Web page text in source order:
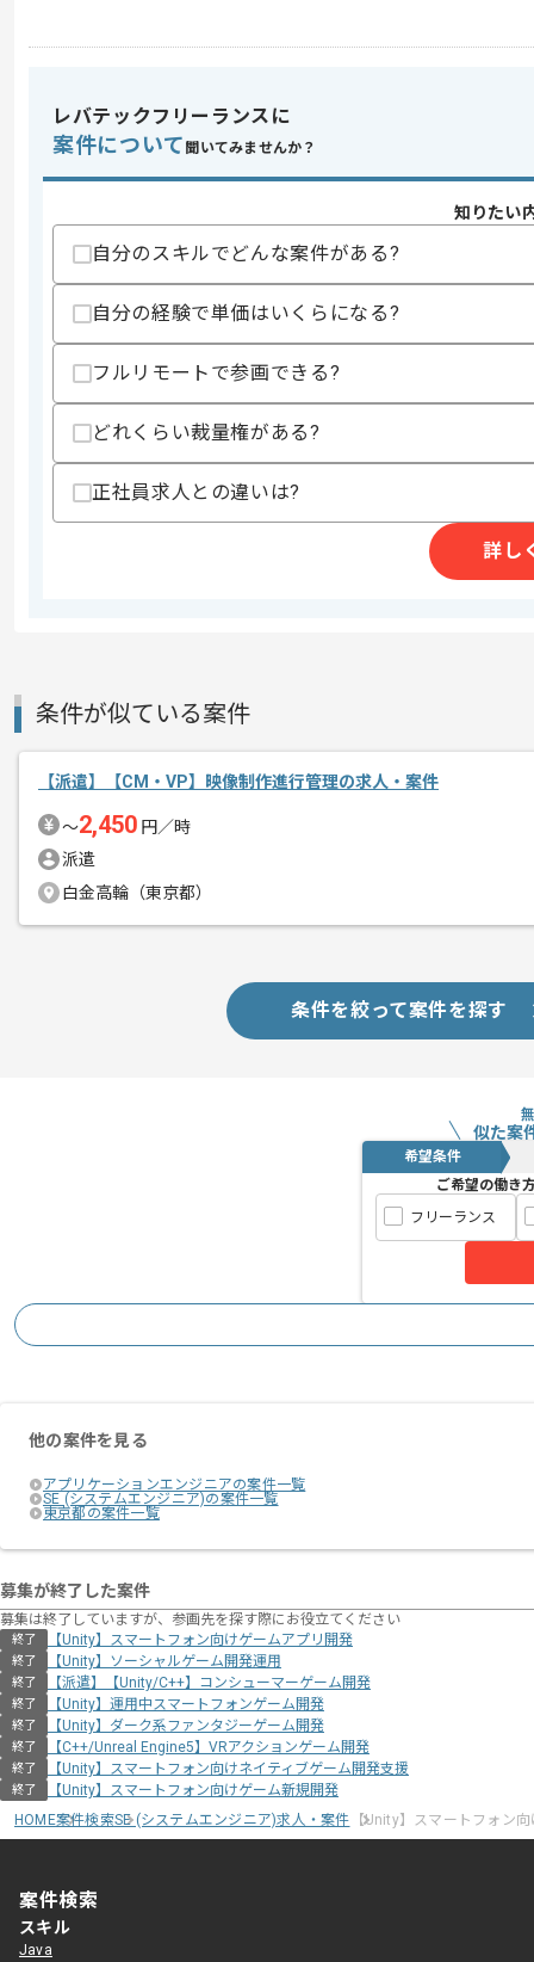
スキル
求めるスキル
・Unity によるゲーム内 UI の実装経験
・Unity (C#) を利用したゲーム開発経験
歓迎スキル
スキルに不安がある方へ
上記に似た経験やスキルをお持ちであれば申
エージェントからのコ
メント
3Dを駆使したソーシャルゲームを多数
幅広いジャンルのゲームタイトルをもっ
若い方からベテランの方までご活躍を
レバテックフリーランスに
案件について 聞いてみませんか？
知りたい
自分のスキルでどんな案件がある?
自分の経験で単価はいくらになる?
フルリモートで参画できる?
どれくらい裁量権がある?
正社員求人との違いは?
詳し
条件が似ている案件
【派遣】【CM・VP】映像制作進行管理の求人・案件
〜2,450 円／時
派遣
白金高輪（東京都）
条件を絞って案件を探す
似た案
希望条件
ご希望の働き
フリーランス
他の案件を見る
アプリケーションエンジニアの案件一覧
SE (システムエンジニア)の案件一覧
東京都の案件一覧
募集が終了した案件
募集は終了していますが、参画先を探す際にお役立てください
終了 【Unity】スマートフォン向けゲームアプリ開発
終了 【Unity】ソーシャルゲーム開発運用
終了 【派遣】【Unity/C++】コンシューマーゲーム開発
終了 【Unity】運用中スマートフォンゲーム開発
終了 【Unity】ダーク系ファンタジーゲーム開発
終了 【C++/Unreal Engine5】VRアクションゲーム開発
終了 【Unity】スマートフォン向けネイティブゲーム開発支援
終了
【Unity】スマートフォン向けゲーム新規開発
HOME案件検索SE (システムエンジニア)求人・案件 【Unity】スマートフォン
案件検索
スキル
Java